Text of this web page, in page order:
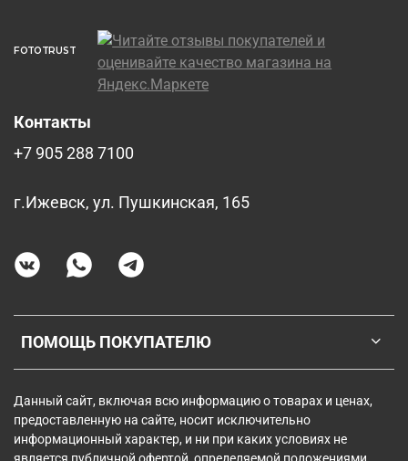
FOTOTRUST
ПОМОЩЬ ПОКУПАТЕЛЮ
Контакты
+7 905 288 7100
г.Ижевск, ул. Пушкинская, 165
Данный сайт, включая всю информацию о товарах и ценах,
предоставленную на сайте, носит исключительно
информационный характер, и ни при каких условиях не